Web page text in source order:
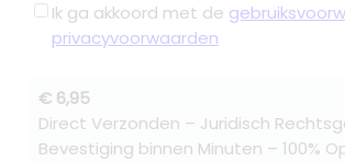
Ik ga akkoord met de
privacyvoorwaarden
€ 6,95
Direct Verzonden – Juridisch
Bevestiging binnen Minuten – 100%